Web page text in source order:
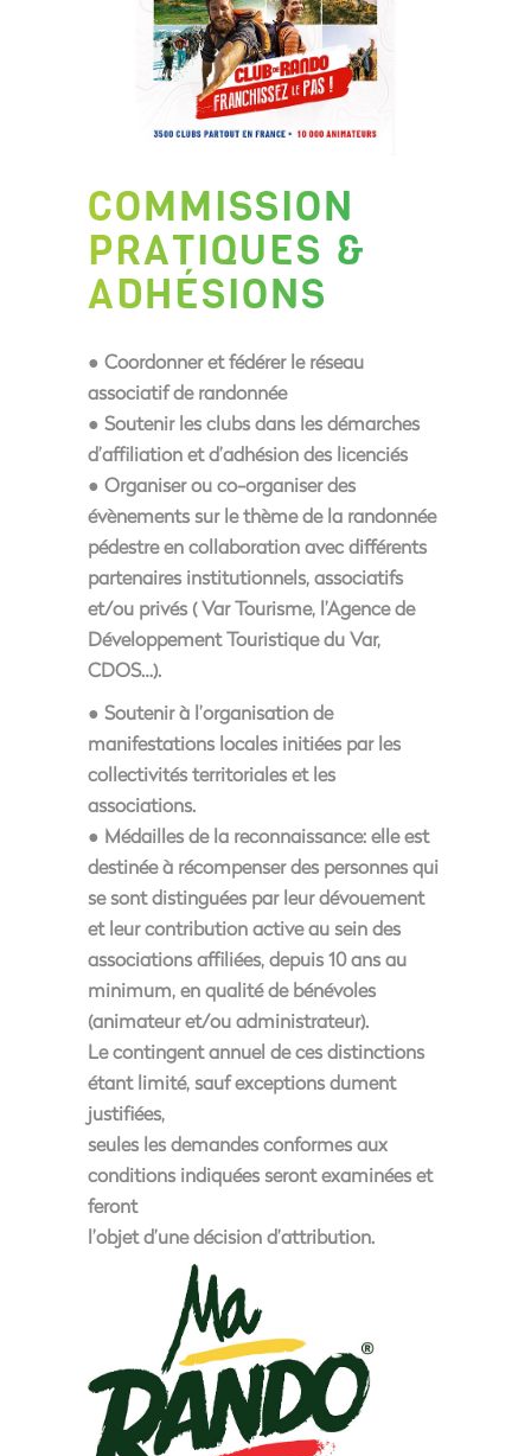
COMMISSION
PRATIQUES &
ADHÉSIONS
● Coordonner et fédérer le réseau
associatif de randonnée
● Soutenir les clubs dans les démarches
d’affiliation et d’adhésion des licenciés
● Organiser ou co-organiser des
évènements sur le thème de la randonnée
pédestre en collaboration avec différents
partenaires institutionnels, associatifs
et/ou privés ( Var Tourisme, l’Agence de
Développement Touristique du Var,
CDOS…).
● Soutenir à l’organisation de
manifestations locales initiées par les
collectivités territoriales et les
associations.
● Médailles de la reconnaissance: elle est
destinée à récompenser des personnes qui
se sont distinguées par leur dévouement
et leur contribution active au sein des
associations affiliées, depuis 10 ans au
minimum, en qualité de bénévoles
(animateur et/ou administrateur).
Le contingent annuel de ces distinctions
étant limité, sauf exceptions dument
justifiées,
seules les demandes conformes aux
conditions indiquées seront examinées et
feront
l’objet d’une décision d’attribution.